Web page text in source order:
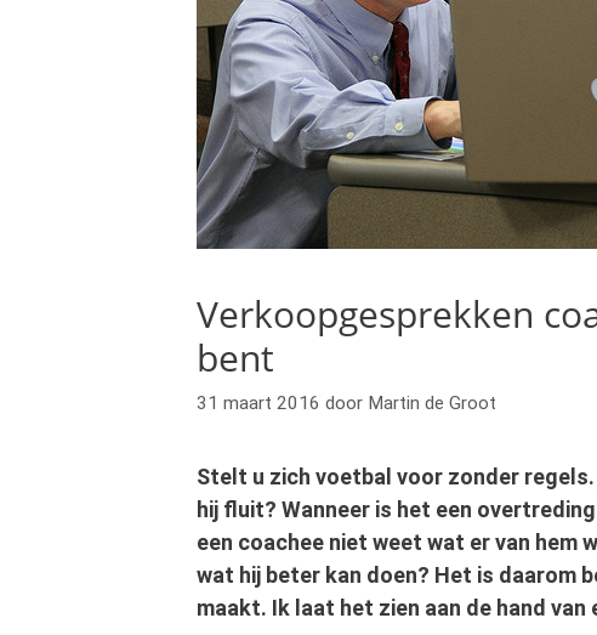
Verkoopgesprekken
bent
31 maart 2016 door Martin de Groot
Stelt u zich voetbal voor zonder
hij fluit? Wanneer is het een
een coachee niet weet wat er van hem
wat hij beter kan doen? Het is daarom
maakt. Ik laat het zien aan de hand van